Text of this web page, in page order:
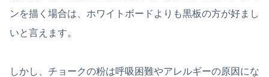
ンを描く場合は、ホワイトボードよりも黒板の方が好まし
いと言えます。
しかし、チョークの粉は呼吸困難やアレルギーの原因にな